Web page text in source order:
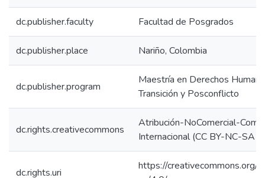
dc.publisher.faculty Facultad de Posgrados
dc.publisher.place Nariño, Colombia
dc.publisher.program
Maestría en Derechos
Transición y Posconflicto
dc.rights.creativecommons
Atribución-NoComercial-
Internacional (CC BY-NC-SA
dc.rights.uri
https://creativecommons.org/